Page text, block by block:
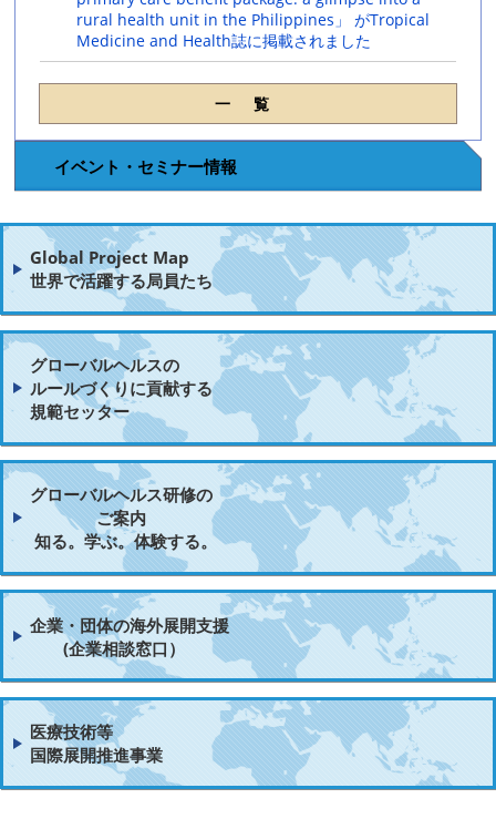
rural health unit in the Philippines」 がTropical
Medicine and Health誌に掲載されました
一覧
イベント・セミナー情報
Global Project Map
世界で活躍する局員たち
グローバルヘルスの
ルールづくりに貢献する
規範セッター
グローバルヘルス研修の
ご案内
知る。学ぶ。体験する。
企業・団体の海外展開支援
(企業相談窓口）
医療技術等
国際展開推進事業